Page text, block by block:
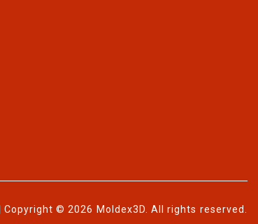
| Copyright © 2026 Moldex3D. All rights reserved.